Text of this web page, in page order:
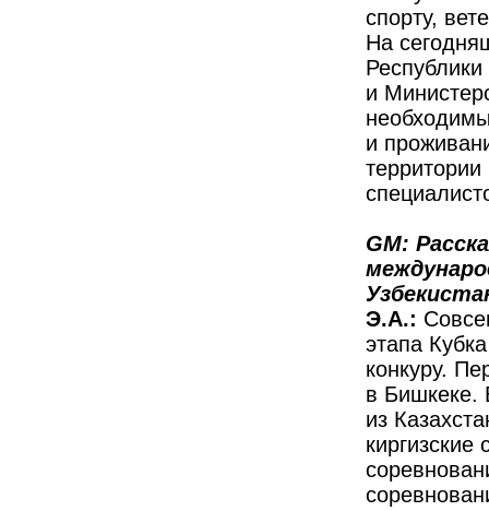
спорту,
На
и
и
GM:
Э.А.:
этапа
конкуру.
в Бишкеке.
из